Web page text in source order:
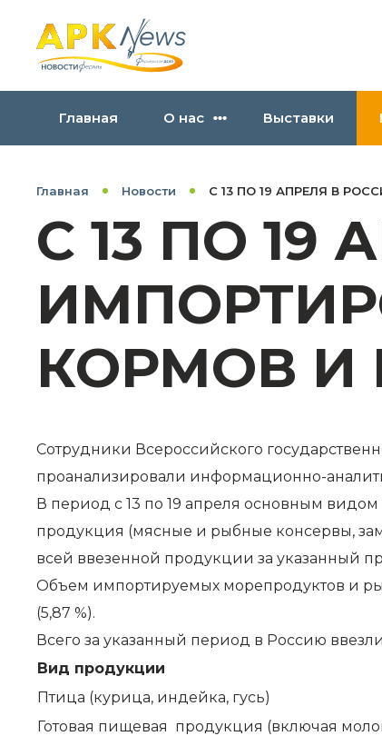
Главная О нас Выставки
Главная Новости С 13 ПО 19 АПРЕЛЯ В
С 13 ПО
КОРМОВ И
Сотрудники Всероссийского
проанализировали информационно-
В период с 13 по 19 апреля основным
продукция (мясные и рыбные консервы,
всей ввезенной продукции за указанный
Объем импортируемых морепродуктов и
(5,87 %).
Всего за указанный период в Россию
Вид продукции
Птица (курица, индейка, гусь)
Готовая пищевая продукция (включая